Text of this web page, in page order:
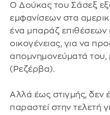
Ο Δούκας του Σάσεξ
εμφανίσεων στα
ένα μπαράζ επιθέσεων
οικογένειας, για να
απομνημονεύματά του,
(Ρεζέρβα).
Αλλά έως στιγμής, δεν
παραστεί στην τελετή